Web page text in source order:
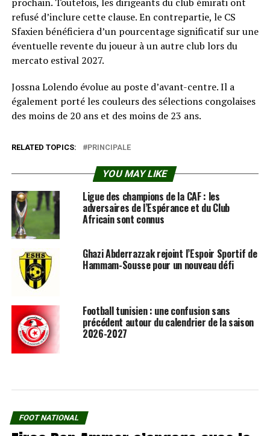
refusé d’inclure cette clause. En contrepartie, le CS
Sfaxien bénéficiera d’un pourcentage significatif sur une
éventuelle revente du joueur à un autre club lors du
mercato estival 2027.
Jossna Lolendo évolue au poste d’avant-centre. Il a
également porté les couleurs des sélections congolaises
des moins de 20 ans et des moins de 23 ans.
RELATED TOPICS: PRINCIPALE
YOU MAY LIKE
Ligue des champions de la CAF : les
adversaires de l’Espérance et du Club
Africain sont connus
Ghazi Abderrazzak rejoint l’Espoir Sportif de
Hammam-Sousse pour un nouveau défi
Football tunisien : une confusion sans
précédent autour du calendrier de la saison
2026-2027
FOOT NATIONAL